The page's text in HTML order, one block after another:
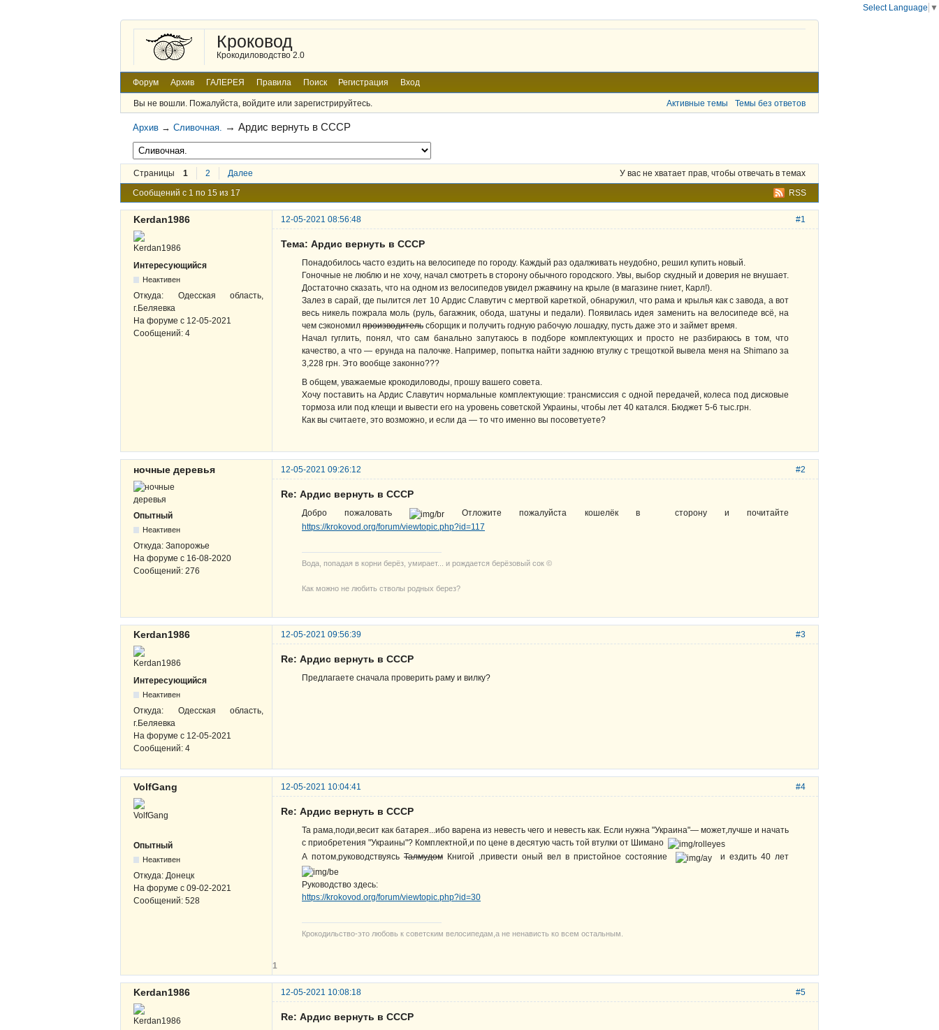
Кроковод
Крокодиловодство 2.0
Форум Архив ГАЛЕРЕЯ Правила Поиск Регистрация Вход
Вы не вошли. Пожалуйста, войдите или зарегистрируйтесь. Активные темы Темы без ответов
Архив →Сливочная. →Ардис вернуть в СССР
Страницы 1 2 Далее
У вас не хватает прав, чтобы отвечать в темах
RSS
Сообщений с 1 по 15 из 17
#1
Kerdan1986 12-05-2021 08:56:48
Интересующийся
Неактивен
Откуда: Одесская область,
г.Беляевка
На форуме с 12-05-2021
Сообщений: 4
Тема: Ардис вернуть в СССР
Понадобилось часто ездить на велосипеде по городу. Каждый раз одалживать неудобно, решил купить новый.
Гоночные не люблю и не хочу, начал смотреть в сторону обычного городского. Увы, выбор скудный и доверия не внушает.
Достаточно сказать, что на одном из велосипедов увидел ржавчину на крыле (в магазине гниет, Карл!).
Залез в сарай, где пылится лет 10 Ардис Славутич с мертвой кареткой, обнаружил, что рама и крылья как с завода, а вот
весь никель пожрала моль (руль, багажник, обода, шатуны и педали). Появилась идея заменить на велосипеде всё, на
чем сэкономил производитель сборщик и получить годную рабочую лошадку, пусть даже это и займет время.
Начал гуглить, понял, что сам банально запутаюсь в подборе комплектующих и просто не разбираюсь в том, что
качество, а что — ерунда на палочке. Например, попытка найти заднюю втулку с трещоткой вывела меня на Shimano за
3,228 грн. Это вообще законно???
В общем, уважаемые крокодиловоды, прошу вашего совета.
Хочу поставить на Ардис Славутич нормальные комплектующие: трансмиссия с одной передачей, колеса под дисковые
тормоза или под клещи и вывести его на уровень советской Украины, чтобы лет 40 катался. Бюджет 5-6 тыс.грн.
Как вы считаете, это возможно, и если да — то что именно вы посоветуете?
#2
ночные деревья 12-05-2021 09:26:12
Опытный
Неактивен
Откуда: Запорожье
На форуме с 16-08-2020
Сообщений: 276
Re: Ардис вернуть в СССР
Добро пожаловать
Отложите пожалуйста кошелёк в сторону и почитайте
https://krokovod.org/forum/viewtopic.php?id=117
Вода, попадая в корни берёз, умирает... и рождается берёзовый сок ©
Как можно не любить стволы родных берез?
#3
Kerdan1986 12-05-2021 09:56:39
Интересующийся
Неактивен
Откуда: Одесская область,
г.Беляевка
На форуме с 12-05-2021
Сообщений: 4
Re: Ардис вернуть в СССР
Предлагаете сначала проверить раму и вилку?
#4
VolfGang 12-05-2021 10:04:41
Опытный
Неактивен
Откуда: Донецк
На форуме с 09-02-2021
Сообщений: 528
Re: Ардис вернуть в СССР
Та рама,поди,весит как батарея...ибо варена из невесть чего и невесть как. Если нужна "Украина"— может,лучше и начать
с приобретения "Украины"? Комплектной,и по цене в десятую часть той втулки от Шимано
А потом,руководствуясь Талмудом Книгой ,привести оный вел в пристойное состояние и ездить 40 лет
Руководство здесь:
https://krokovod.org/forum/viewtopic.php?id=30
Крокодильство-это любовь к советским велосипедам,а не ненависть ко всем остальным.
1
#5
Kerdan1986 12-05-2021 10:08:18
Re: Ардис вернуть в СССР
Select Language ▼